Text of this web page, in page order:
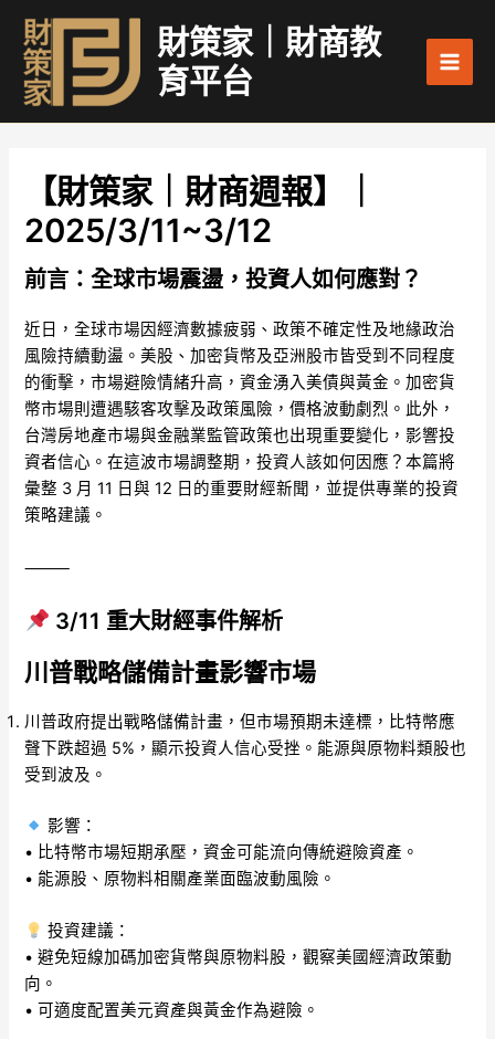
內
財策家｜財商教
育平台
【財策家｜財商週報】｜
2025/3/11~3/12
前言：全球市場震盪，投資人如何應對？
近日，全球市場因經濟數據疲弱、政策不確定性及地緣政治
風險持續動盪。美股、加密貨幣及亞洲股市皆受到不同程度
的衝擊，市場避險情緒升高，資金湧入美債與黃金。加密貨
幣市場則遭遇駭客攻擊及政策風險，價格波動劇烈。此外，
台灣房地產市場與金融業監管政策也出現重要變化，影響投
資者信心。在這波市場調整期，投資人該如何因應？本篇將
彙整 3 月 11 日與 12 日的重要財經新聞，並提供專業的投資
策略建議。
⸻
3/11 重大財經事件解析
川普戰略儲備計畫影響市場
川普政府提出戰略儲備計畫，但市場預期未達標，比特幣應
聲下跌超過 5%，顯示投資人信心受挫。能源與原物料類股也
受到波及。
影響：
• 比特幣市場短期承壓，資金可能流向傳統避險資產。
• 能源股、原物料相關產業面臨波動風險。
投資建議：
• 避免短線加碼加密貨幣與原物料股，觀察美國經濟政策動
向。
• 可適度配置美元資產與黃金作為避險。